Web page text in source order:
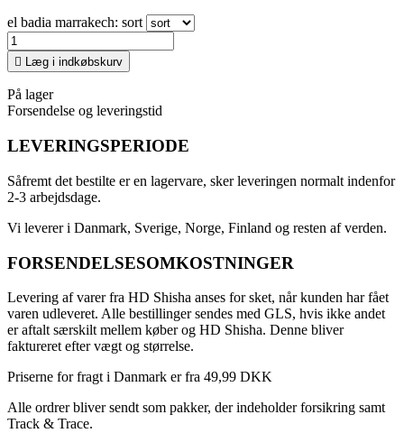
el badia marrakech: sort
 Læg i indkøbskurv
På lager
Forsendelse og leveringstid
LEVERINGSPERIODE
Såfremt det bestilte er en lagervare, sker leveringen normalt indenfor
2-3 arbejdsdage.
Vi leverer i Danmark, Sverige, Norge, Finland og resten af verden.
FORSENDELSESOMKOSTNINGER
Levering af varer fra HD Shisha anses for sket, når kunden har fået
varen udleveret. Alle bestillinger sendes med GLS, hvis ikke andet
er aftalt særskilt mellem køber og HD Shisha. Denne bliver
faktureret efter vægt og størrelse.
Priserne for fragt i Danmark er fra 49,99 DKK
Alle ordrer bliver sendt som pakker, der indeholder forsikring samt
Track & Trace.